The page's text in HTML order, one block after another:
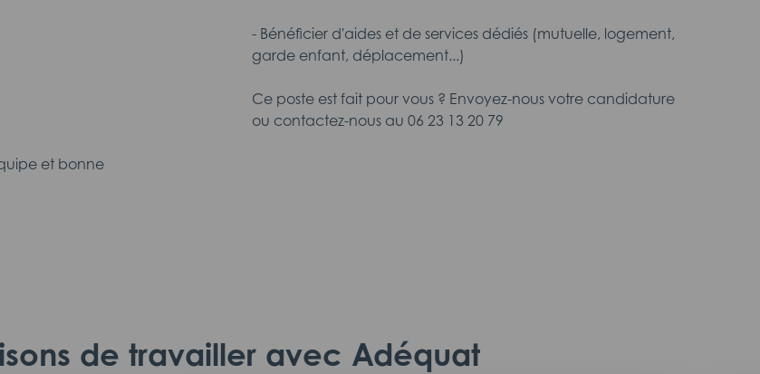
et bonne
- Bénéficier d'aides et de services dédiés (mutuelle, logement,
garde enfant, déplacement...)
Ce poste est fait pour vous ? Envoyez-nous votre candidature
ou contactez-nous au 06 23 13 20 79
de travailler avec Adéquat